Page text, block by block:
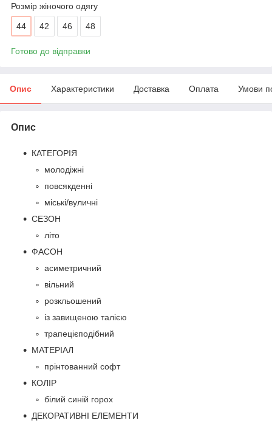
Розмір жіночого одягу
44 42 46 48
Готово до відправки
Опис Характеристики Доставка Оплата Умови
Опис
КАТЕГОРІЯ
молодіжні
повсякденні
міські/вуличні
СЕЗОН
літо
ФАСОН
асиметричний
вільний
розкльошений
із завищеною талією
трапецієподібний
МАТЕРІАЛ
прінтованний софт
КОЛІР
білий синій горох
ДЕКОРАТИВНІ ЕЛЕМЕНТИ